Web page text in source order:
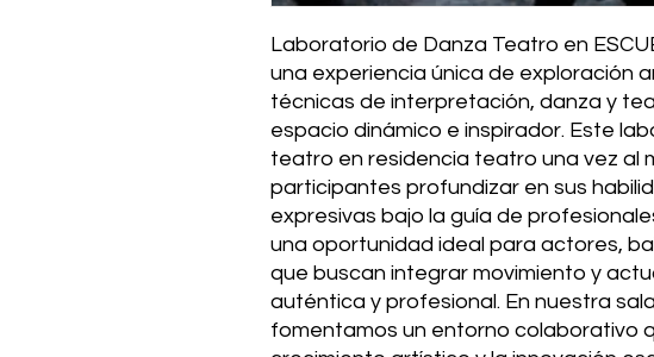
Laboratorio de Danza Teatro en
una experiencia única de exploración
técnicas de interpretación, danza y
espacio dinámico e inspirador. Este
teatro en residencia teatro una vez al
participantes profundizar en sus
expresivas bajo la guía de
una oportunidad ideal para actores,
que buscan integrar movimiento y
auténtica y profesional. En nuestra
fomentamos un entorno colaborativo